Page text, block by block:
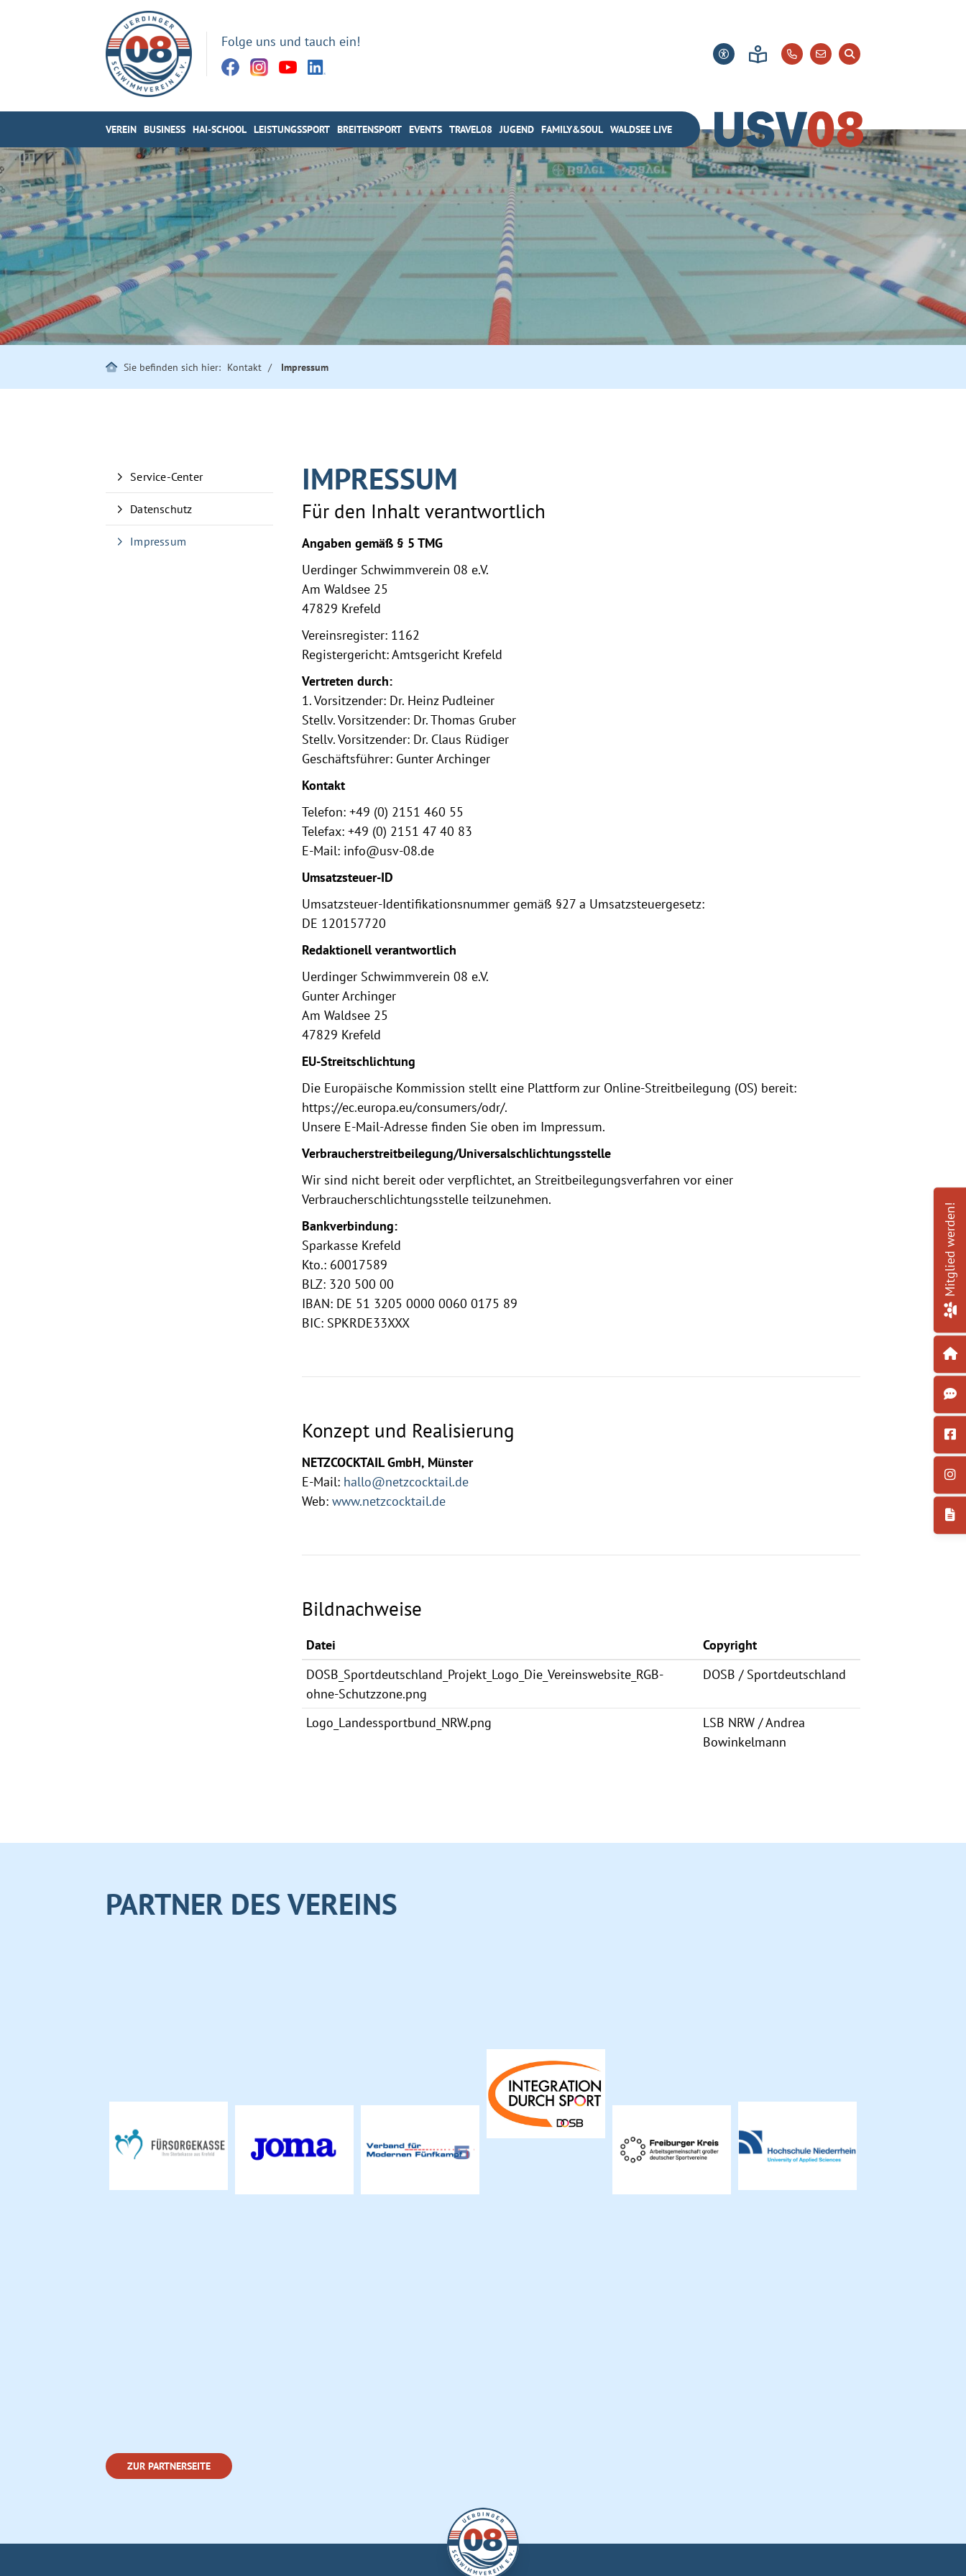
Folge uns und tauch ein!
VEREIN BUSINESS HAI-SCHOOL LEISTUNGSSPORT BREITENSPORT EVENTS TRAVEL08 JUGEND FAMILY&SOUL WALDSEE LIVE
Sie befinden sich hier: Kontakt Impressum
IMPRESSUM
Für den Inhalt verantwortlich
Angaben gemäß § 5 TMG
Uerdinger Schwimmverein 08 e.V.
Am Waldsee 25
47829 Krefeld
Vereinsregister: 1162
Registergericht: Amtsgericht Krefeld
Vertreten durch:
1. Vorsitzender: Dr. Heinz Pudleiner
Stellv. Vorsitzender: Dr. Thomas Gruber
Stellv. Vorsitzender: Dr. Claus Rüdiger
Geschäftsführer: Gunter Archinger
Kontakt
Telefon: +49 (0) 2151 460 55
Telefax: +49 (0) 2151 47 40 83
E-Mail: info@usv-08.de
Umsatzsteuer-ID
Umsatzsteuer-Identifikationsnummer gemäß §27 a Umsatzsteuergesetz:
DE 120157720
Redaktionell verantwortlich
Uerdinger Schwimmverein 08 e.V.
Gunter Archinger
Am Waldsee 25
47829 Krefeld
EU-Streitschlichtung
Die Europäische Kommission stellt eine Plattform zur Online-Streitbeilegung (OS) bereit:
https://ec.europa.eu/consumers/odr/.
Unsere E-Mail-Adresse finden Sie oben im Impressum.
Verbraucherstreitbeilegung/Universalschlichtungsstelle
Wir sind nicht bereit oder verpflichtet, an Streitbeilegungsverfahren vor einer
Verbraucherschlichtungsstelle teilzunehmen.
Bankverbindung:
Sparkasse Krefeld
Kto.: 60017589
BLZ: 320 500 00
IBAN: DE 51 3205 0000 0060 0175 89
BIC: SPKRDE33XXX
Konzept und Realisierung
NETZCOCKTAIL GmbH, Münster
E-Mail: hallo@netzcocktail.de
Web: www.netzcocktail.de
Bildnachweise
Datei
Copyright
DOSB_Sportdeutschland_Projekt_Logo_Die_Vereinswebsite_RGB-
ohne-Schutzzone.png
DOSB / Sportdeutschland
Logo_Landessportbund_NRW.png
LSB NRW / Andrea
Bowinkelmann
Service-Center
Datenschutz
Impressum
PARTNER DES VEREINS
ZUR PARTNERSEITE
Mitglied werden!